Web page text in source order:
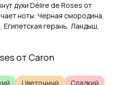
духи Délire de Roses от
ноты: Черная смородина,
герань, Ландыш,
от Caron
Цветочный Сладкий